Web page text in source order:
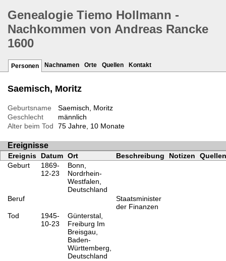
Genealogie Tiemo Hollmann -
Nachkommen von Andreas Rancke
1600
Personen Nachnamen Orte Quellen Kontakt
Saemisch, Moritz
Geburtsname
Saemisch, Moritz
Geschlecht
männlich
Alter beim Tod
75 Jahre, 10 Monate
Ereignisse
Ereignis Datum Ort Beschreibung Notizen
Quellen
Geburt
1869-
12-23
Bonn,
Nordrhein-
Westfalen,
Deutschland
Beruf
Staatsminister
der Finanzen
Tod
1945-
10-23
Günterstal,
Freiburg Im
Breisgau,
Baden-
Württemberg,
Deutschland